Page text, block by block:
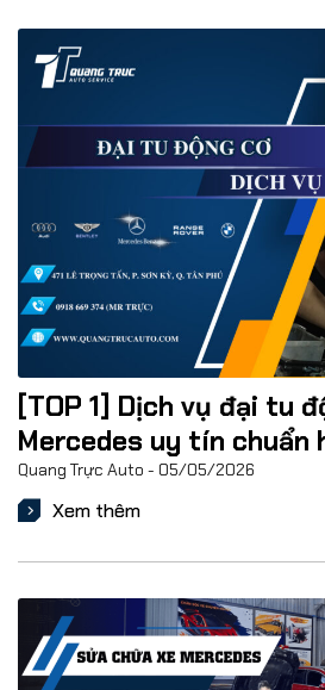
[TOP 1] Dịch vụ đại tu
Mercedes uy tín chuẩn
Quang Trực Auto 05/05/2026
Xem thêm